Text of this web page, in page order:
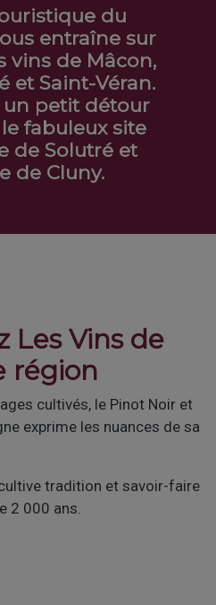
du
entraîne sur
vins de Mâcon,
et Saint-Véran.
petit détour
fabuleux site
de Solutré et
de Cluny.
Les Vins de
région
cultivés, le Pinot Noir et
exprime les nuances de sa
tradition et savoir-faire
2 000 ans.